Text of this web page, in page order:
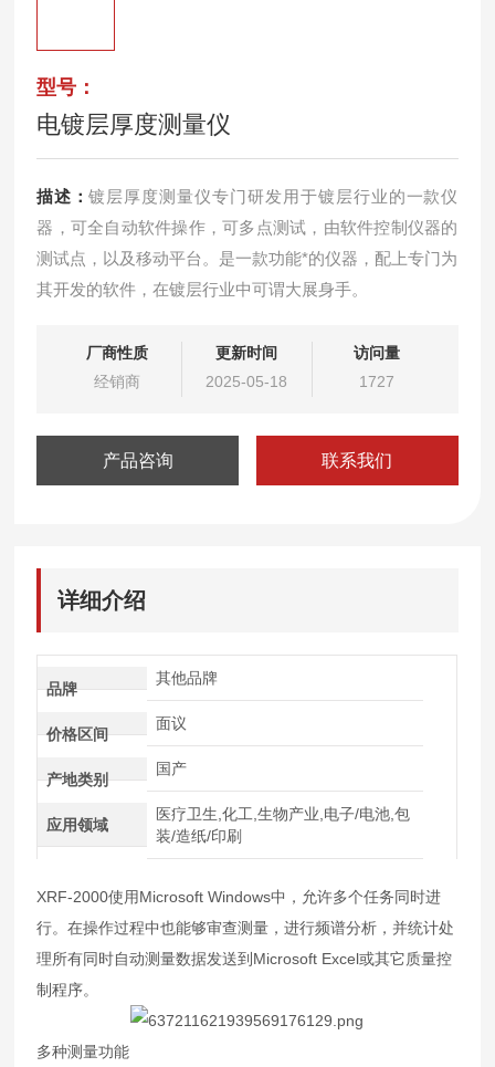
型号：
电镀层厚度测量仪
描述：镀层厚度测量仪专门研发用于镀层行业的一款仪
器，可全自动软件操作，可多点测试，由软件控制仪器的
测试点，以及移动平台。是一款功能*的仪器，配上专门为
其开发的软件，在镀层行业中可谓大展身手。
厂商性质
经销商
更新时间
2025-05-18
访问量
1727
产品咨询 联系我们
详细介绍
品牌
其他品牌
价格区间
面议
产地类别
国产
应用领域
医疗卫生,化工,生物产业,电子/电池,包
装/造纸/印刷
XRF-2000使用Microsoft Windows中，允许多个任务同时进
行。在操作过程中也能够审查测量，进行频谱分析，并统计处
理所有同时自动测量数据发送到Microsoft Excel或其它质量控
制程序。
多种测量功能